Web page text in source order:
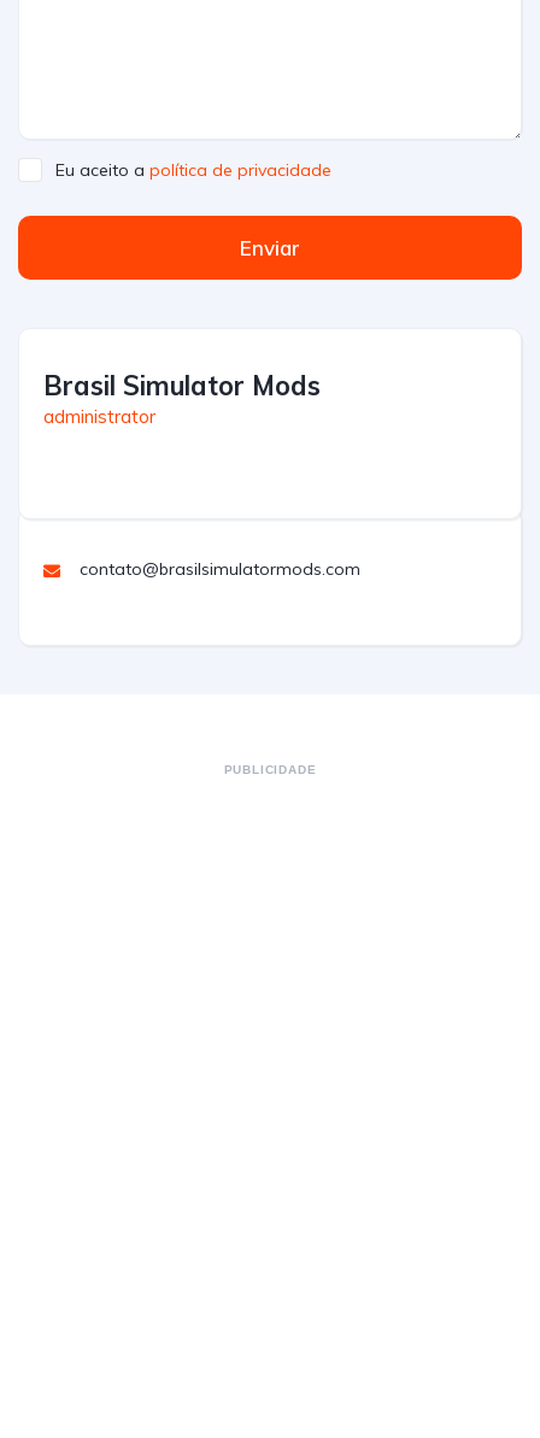
Eu aceito a política de privacidade
Enviar
Brasil Simulator Mods
administrator
contato@brasilsimulatormods.com
PUBLICIDADE